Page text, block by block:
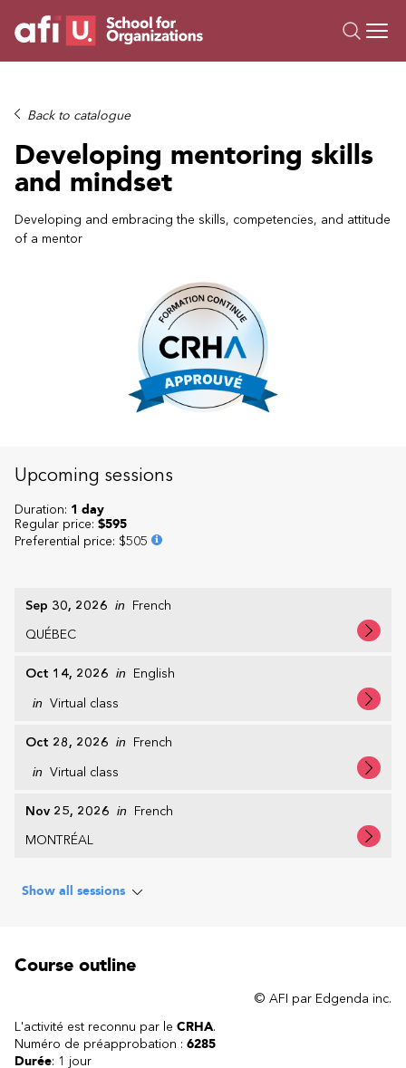
Trainings
Campus AI
Custom
About Us
Resources
Back to catalogue
Developing mentoring skills
and mindset
Developing and embracing the skills, competencies, and attitude
of a mentor
Upcoming sessions
Sep 30, 2026 in
French
QUÉBEC
Oct 14, 2026 in English
in Virtual class
Oct 28, 2026 in French
in Virtual class
Nov 25, 2026 in
French
MONTRÉAL
Show all sessions
Duration: 1 day
Regular price: $595
Preferential price: $505
Course outline
© AFI par Edgenda inc.
L'activité est reconnu par le CRHA.
Numéro de préapprobation : 6285
Durée: 1 jour